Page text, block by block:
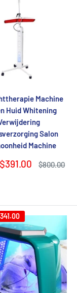
Machine
Huid Whitening
Salon
Machine
$391.00
Normale
$800.00